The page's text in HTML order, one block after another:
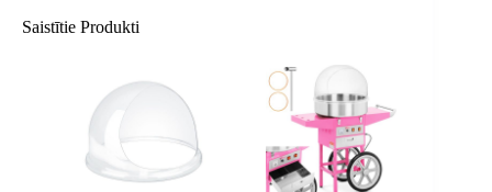
Saistītie Produkti